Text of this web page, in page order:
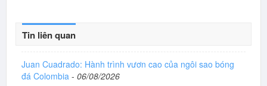
Tin liên quan
Juan Cuadrado: Hành trình vươn cao của ngôi sao bóng
đá Colombia - 06/08/2026